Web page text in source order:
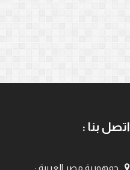
اتصل بنا :
جمهورية مصر العربية: